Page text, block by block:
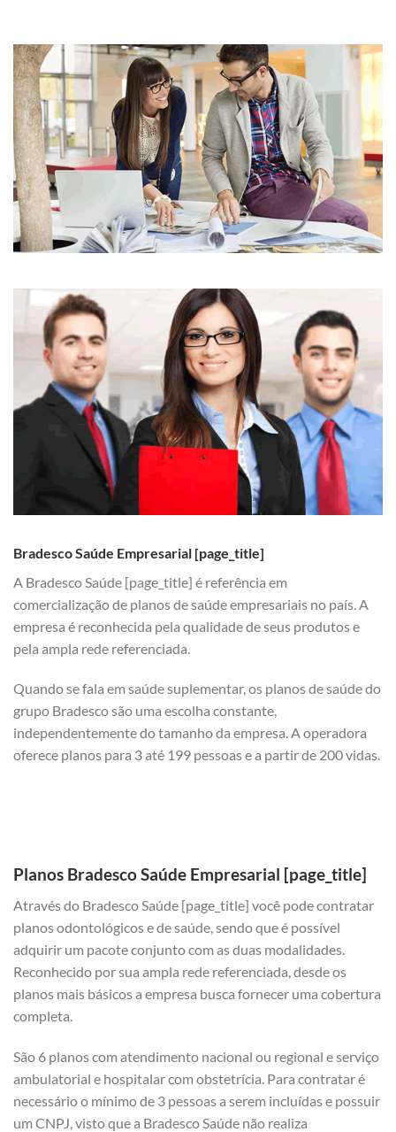
Bradesco Saúde Empresarial [page_title]
A Bradesco Saúde [page_title] é referência em
comercialização de planos de saúde empresariais no país. A
empresa é reconhecida pela qualidade de seus produtos e
pela ampla rede referenciada.
Quando se fala em saúde suplementar, os planos de saúde do
grupo Bradesco são uma escolha constante,
independentemente do tamanho da empresa. A operadora
oferece planos para 3 até 199 pessoas e a partir de 200 vidas.
Planos Bradesco Saúde Empresarial [page_title]
Através do Bradesco Saúde [page_title] você pode contratar
planos odontológicos e de saúde, sendo que é possível
adquirir um pacote conjunto com as duas modalidades.
Reconhecido por sua ampla rede referenciada, desde os
planos mais básicos a empresa busca fornecer uma cobertura
completa.
São 6 planos com atendimento nacional ou regional e serviço
ambulatorial e hospitalar com obstetrícia. Para contratar é
necessário o mínimo de 3 pessoas a serem incluídas e possuir
um CNPJ, visto que a Bradesco Saúde não realiza